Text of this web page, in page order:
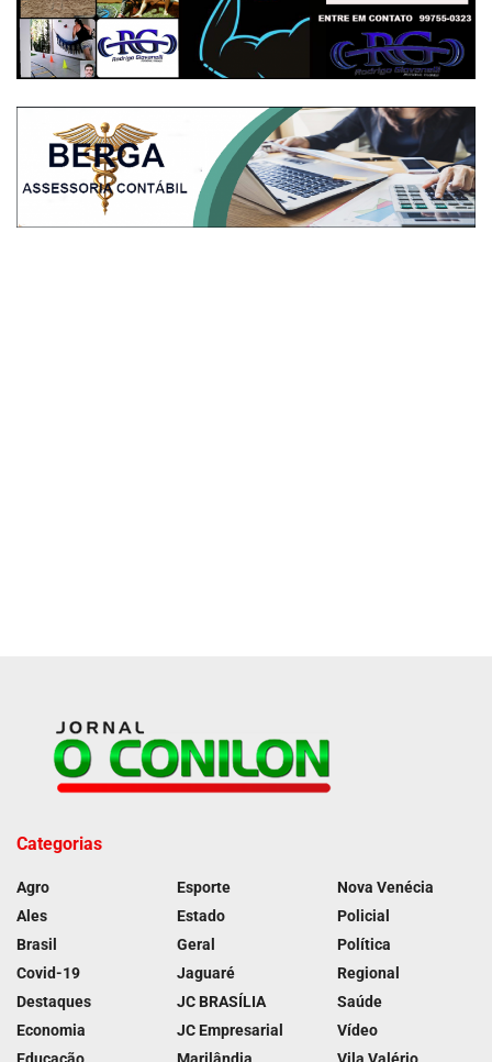
Categorias
Agro
Ales
Brasil
Covid-19
Destaques
Economia
Esporte
Estado
Geral
Jaguaré
JC BRASÍLIA
JC Empresarial
Nova Venécia
Policial
Política
Regional
Saúde
Vídeo